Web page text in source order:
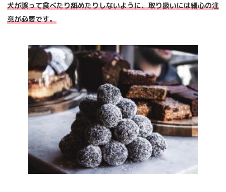
犬が誤って食べたり舐めたりしないように、取り扱いには細心の注
意が必要です。